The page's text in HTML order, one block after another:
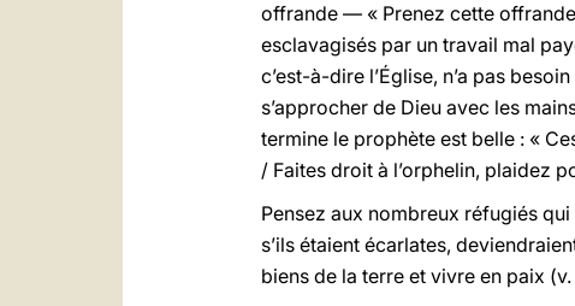
offrande — « Prenez cette
esclavagisés par un travail mal
c’est-à-dire l’Église, n’a pas
s’approcher de Dieu avec les
termine le prophète est belle : «
/ Faites droit à l’orphelin, plaidez
Pensez aux nombreux réfugiés
s’ils étaient écarlates,
biens de la terre et vivre en paix (v.